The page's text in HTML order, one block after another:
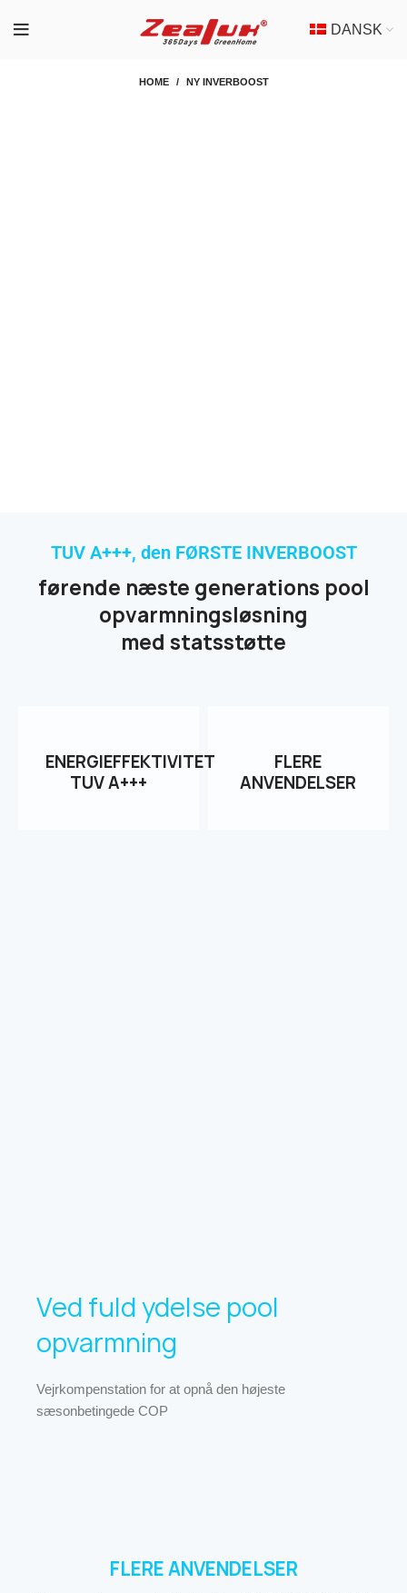
DANSK
HOME NY INVERBOOST
TUV A+++, den FØRSTE INVERBOOST
førende næste generations pool
opvarmningsløsning
med statsstøtte
ENERGIEFFEKTIVITET
TUV A+++
FLERE
ANVENDELSER
Ved fuld ydelse pool
opvarmning
Vejrkompenstation for at opnå den højeste
sæsonbetingede COP
FLERE ANVENDELSER